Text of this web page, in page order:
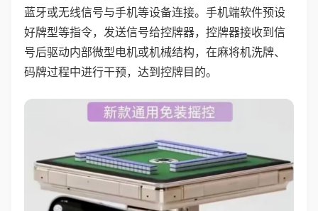
蓝牙或无线信号与手机等设备连接。手机端软件预设
好牌型等指令，发送信号给控牌器，控牌器接收到信
号后驱动内部微型电机或机械结构，在麻将机洗牌、
码牌过程中进行干预，达到控牌目的。